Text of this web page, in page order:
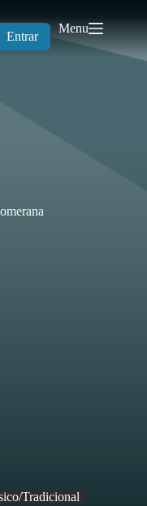
Entrar
Menu
Tradicional